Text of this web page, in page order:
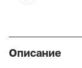
Описание